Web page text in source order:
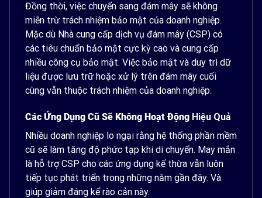
Đồng thời, việc chuyển sang đám mây sẽ không
miễn trừ trách nhiệm bảo mật của doanh nghiệp.
Mặc dù Nhà cung cấp dịch vụ đám mây (CSP) có
các tiêu chuẩn bảo mật cực kỳ cao và cung cấp
nhiều công cụ bảo mật. Việc bảo mật và duy trì dữ
liệu được lưu trữ hoặc xử lý trên đám mây cuối
cùng vẫn thuộc trách nhiệm của doanh nghiệp.
Các Ứng Dụng Cũ Sẽ Không Hoạt Động Hiệu Quả
Nhiều doanh nghiệp lo ngại rằng hệ thống phần mềm
cũ sẽ làm tăng độ phức tạp khi di chuyển. May mắn
là hỗ trợ CSP cho các ứng dụng kế thừa vẫn luôn
tiếp tục phát triển trong những năm gần đây. Và
giúp giảm đáng kể rào cản này.